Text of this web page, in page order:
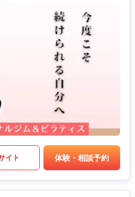
イト 体験・相談予約